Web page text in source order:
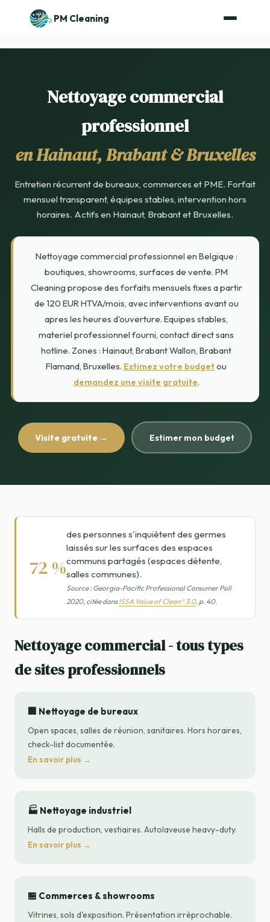
PM Cleaning
Nettoyage commercial
professionnel
en Hainaut, Brabant & Bruxelles
Entretien récurrent de bureaux, commerces et PME. Forfait
mensuel transparent, équipes stables, intervention hors
horaires. Actifs en Hainaut, Brabant et Bruxelles.
Nettoyage commercial professionnel en Belgique :
boutiques, showrooms, surfaces de vente. PM
Cleaning propose des forfaits mensuels fixes a partir
de 120 EUR HTVA/mois, avec interventions avant ou
apres les heures d'ouverture. Equipes stables,
materiel professionnel fourni, contact direct sans
hotline. Zones : Hainaut, Brabant Wallon, Brabant
Flamand, Bruxelles. Estimez votre budgetou
demandez une visite gratuite.
Visite gratuite → Estimer mon budget
72 %
des personnes s'inquiètent des germes
laissés sur les surfaces des espaces
communs partagés (espaces détente,
salles communes).
Source : Georgia-Pacific Professional Consumer Poll
2020, citée dansISSA Value of Clean® 3.0, p. 40.
Nettoyage commercial - tous types
de sites professionnels
🏢 Nettoyage de bureaux
Open spaces, salles de réunion, sanitaires. Hors horaires,
check-list documentée.
En savoir plus →
🏭 Nettoyage industriel
Halls de production, vestiaires. Autolaveuse heavy-duty.
En savoir plus →
🏪 Commerces & showrooms
Vitrines, sols d'exposition. Présentation irréprochable.